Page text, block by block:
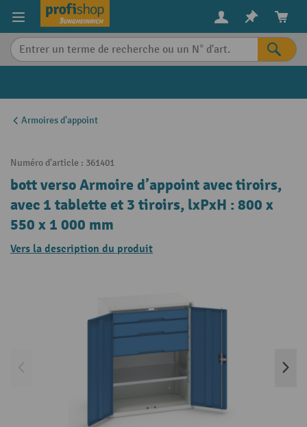
content
Armoires d'appoint
Numéro d'article : 361401
bott verso Armoire d’appoint avec tiroirs,
avec 1 tablette et 3 tiroirs, lxPxH : 800 x
550 x 1 000 mm
Vers la description du produit